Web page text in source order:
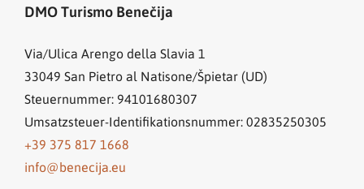
DMO Turismo Benečija
Via/Ulica Arengo della Slavia 1
33049 San Pietro al Natisone/Špietar (UD)
Steuernummer: 94101680307
Umsatzsteuer-Identifikationsnummer: 02835250305
+39 375 817 1668
info@benecija.eu